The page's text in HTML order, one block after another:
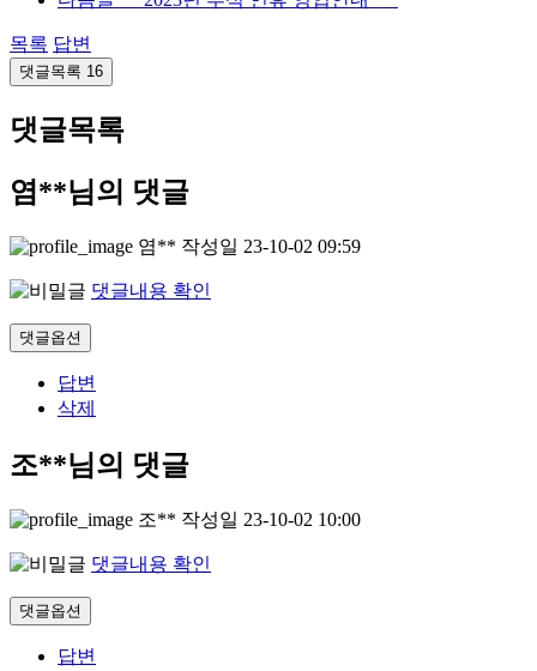
목록 답변
댓글목록 16
댓글목록
염**님의 댓글
염** 작성일 23-10-02 09:59
댓글내용 확인
댓글옵션
답변
삭제
조**님의 댓글
조** 작성일 23-10-02 10:00
댓글내용 확인
댓글옵션
답변